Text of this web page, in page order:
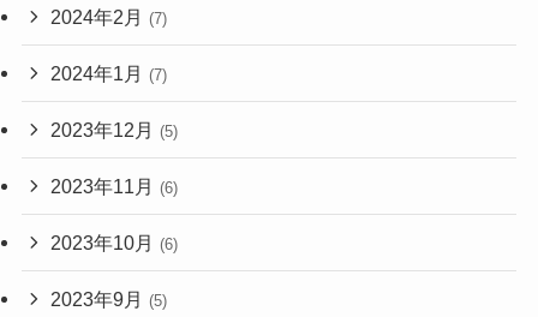
2024年2月 (7)
2024年1月 (7)
2023年12月 (5)
2023年11月 (6)
2023年10月 (6)
2023年9月 (5)